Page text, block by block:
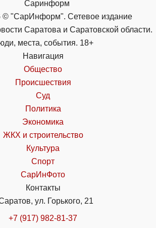
© "СарИнформ". Сетевое издание
Саратова и Саратовской области.
места, события. 18+
Навигация
Общество
Происшествия
Суд
Политика
Экономика
ЖКХ и строительство
Культура
Спорт
СарИнФото
Контакты
ул. Горького, 21
+7 (917) 982-81-37